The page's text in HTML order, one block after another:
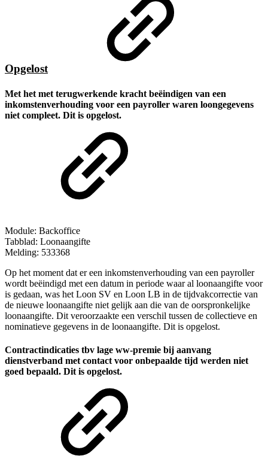
Opgelost
Met het met terugwerkende kracht beëindigen van een
inkomstenverhouding voor een payroller waren loongegevens
niet compleet. Dit is opgelost.
Module: Backoffice
Tabblad: Loonaangifte
Melding: 533368
Op het moment dat er een inkomstenverhouding van een payroller
wordt beëindigd met een datum in periode waar al loonaangifte voor
is gedaan, was het Loon SV en Loon LB in de tijdvakcorrectie van
de nieuwe loonaangifte niet gelijk aan die van de oorspronkelijke
loonaangifte. Dit veroorzaakte een verschil tussen de collectieve en
nominatieve gegevens in de loonaangifte. Dit is opgelost.
Contractindicaties tbv lage ww-premie bij aanvang
dienstverband met contact voor onbepaalde tijd werden niet
goed bepaald. Dit is opgelost.